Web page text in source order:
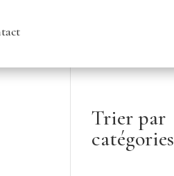
Trier par
catégories